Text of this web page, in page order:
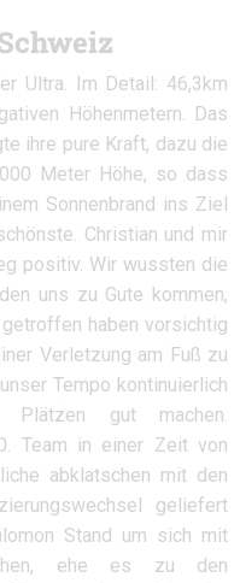
Ultra. Im Detail: 46,3km
Höhenmetern. Das
ihre pure Kraft, dazu die
Meter Höhe, so dass
Sonnenbrand ins Ziel
Christian und mir
positiv. Wir wussten die
uns zu Gute kommen,
haben vorsichtig
Verletzung am Fuß zu
Tempo kontinuierlich
Plätzen gut machen.
Team in einer Zeit von
abklatschen mit den
geliefert
Stand um sich mit
ehe es zu den